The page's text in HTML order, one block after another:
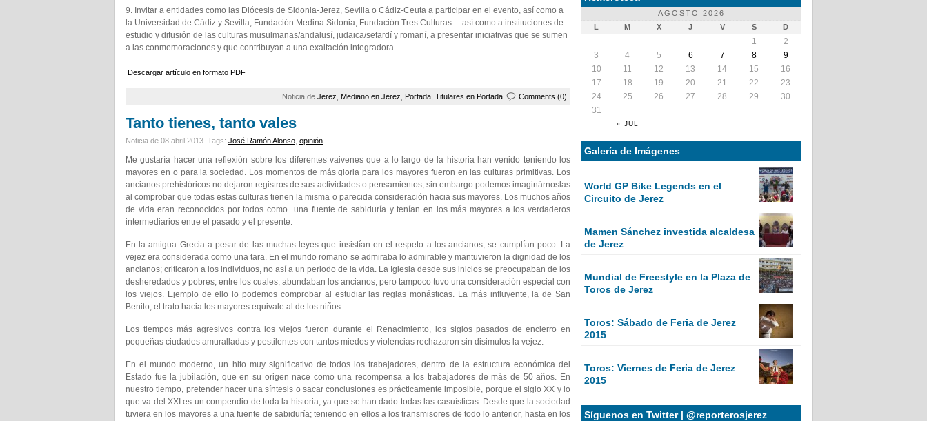
9. Invitar a entidades como las Diócesis de Sidonia-Jerez, Sevilla o Cádiz-Ceuta a participar en el evento, así como a
la Universidad de Cádiz y Sevilla, Fundación Medina Sidonia, Fundación Tres Culturas… así como a instituciones de
estudio y difusión de las culturas musulmanas/andalusí, judaica/sefardí y romaní, a presentar iniciativas que se sumen
a las conmemoraciones y que contribuyan a una exaltación integradora.
Descargar artículo en formato PDF
Noticia de Jerez Mediano en Jerez Portada Titulares en Portada Comments (0)
Tanto tienes, tanto vales
Noticia de 08 abril 2013. Tags: José Ramón Alonso opinión
Me gustaría hacer una reflexión sobre los diferentes vaivenes que a lo largo de la historia han venido teniendo los
mayores en o para la sociedad. Los momentos de más gloria para los mayores fueron en las culturas primitivas. Los
ancianos prehistóricos no dejaron registros de sus actividades o pensamientos, sin embargo podemos imaginárnoslas
al comprobar que todas estas culturas tienen la misma o parecida consideración hacia sus mayores. Los muchos años
de vida eran reconocidos por todos como una fuente de sabiduría y tenían en los más mayores a los verdaderos
intermediarios entre el pasado y el presente.
En la antigua Grecia a pesar de las muchas leyes que insistían en el respeto a los ancianos, se cumplían poco. La
vejez era considerada como una tara. En el mundo romano se admiraba lo admirable y mantuvieron la dignidad de los
ancianos; criticaron a los individuos, no así a un periodo de la vida. La Iglesia desde sus inicios se preocupaban de los
desheredados y pobres, entre los cuales, abundaban los ancianos, pero tampoco tuvo una consideración especial con
los viejos. Ejemplo de ello lo podemos comprobar al estudiar las reglas monásticas. La más influyente, la de San
Benito, el trato hacia los mayores equivale al de los niños.
Los tiempos más agresivos contra los viejos fueron durante el Renacimiento, los siglos pasados de encierro en
pequeñas ciudades amuralladas y pestilentes con tantos miedos y violencias rechazaron sin disimulos la vejez.
En el mundo moderno, un hito muy significativo de todos los trabajadores, dentro de la estructura económica del
Estado fue la jubilación, que en su origen nace como una recompensa a los trabajadores de más de 50 años. En
nuestro tiempo, pretender hacer una síntesis o sacar conclusiones es prácticamente imposible, porque el siglo XX y lo
que va del XXI es un compendio de toda la historia, ya que se han dado todas las casuísticas. Desde que la sociedad
tuviera en los mayores a una fuente de sabiduría; teniendo en ellos a los transmisores de todo lo anterior, hasta en los
AGOSTO 2026
L
M X J V S D
« JUL
1
2
3
4 5 6 7 8
9
10
11 12 13 14 15
16
17
18 19 20 21 22
23
24
25 26 27 28 29
30
31
Galería de Imágenes
World GP Bike Legends en el
Circuito de Jerez
Mamen Sánchez investida alcaldesa
de Jerez
Mundial de Freestyle en la Plaza de
Toros de Jerez
Toros: Sábado de Feria de Jerez
2015
Toros: Viernes de Feria de Jerez
2015
Síguenos en Twitter | @reporterosjerez